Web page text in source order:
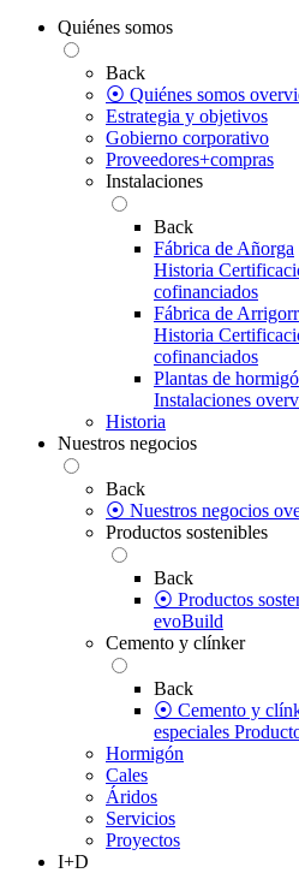
Quiénes somos
Back
⦿ Quiénes somos
Estrategia y objetivos
Gobierno corporativo
Proveedores+compras
Instalaciones
Back
Fábrica de Añorga
Historia
cofinanciados
Fábrica de
Historia
cofinanciados
Plantas de
Instalaciones
Historia
Nuestros negocios
Back
⦿ Nuestros negocios
Productos sostenibles
Back
⦿ Productos
evoBuild
Cemento y clínker
Back
⦿ Cemento y
especiales
Hormigón
Cales
Áridos
Servicios
Proyectos
I+D